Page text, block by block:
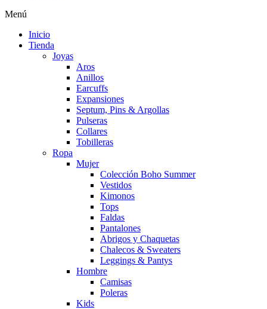
Menú
Inicio
Tienda
Joyas
Aros
Anillos
Earcuffs
Expansiones
Septum, Pins & Argollas
Pulseras
Collares
Tobilleras
Ropa
Mujer
Colección Boho Summer
Vestidos
Kimonos
Tops
Faldas
Pantalones
Abrigos y Chaquetas
Chalecos & Sweaters
Leggings & Pantys
Hombre
Camisas
Poleras
Kids